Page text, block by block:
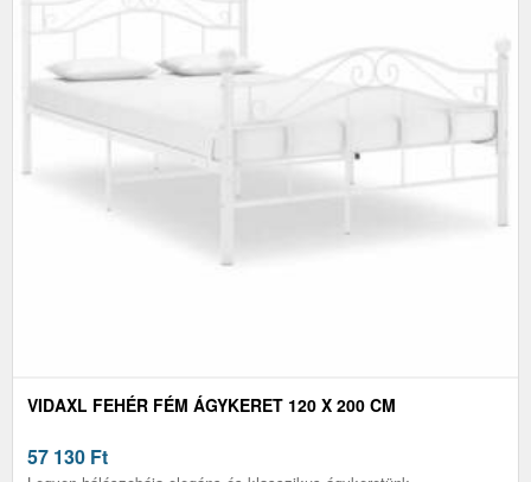
VIDAXL FEHÉR FÉM ÁGYKERET 120 X 200 CM
57 130 Ft